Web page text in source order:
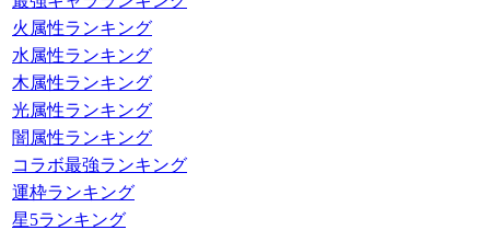
火属性ランキング
水属性ランキング
木属性ランキング
光属性ランキング
闇属性ランキング
コラボ最強ランキング
運枠ランキング
星5ランキング